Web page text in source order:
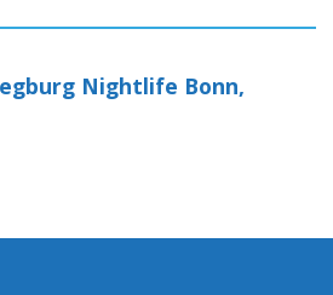
Nightlife Bonn,